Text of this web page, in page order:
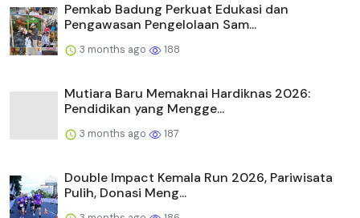
Pemkab Badung Perkuat Edukasi dan
Pengawasan Pengelolaan Sam...
3 months ago 188
Mutiara Baru Memaknai Hardiknas 2026:
Pendidikan yang Mengge...
3 months ago 187
Double Impact Kemala Run 2026, Pariwisata
Pulih, Donasi Meng...